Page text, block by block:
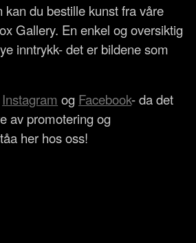
kan du bestille kunst fra våre
Gallery. En enkel og oversiktig
inntrykk- det er bildene som
Instagram og Facebook- da det
av promotering og
her hos oss!